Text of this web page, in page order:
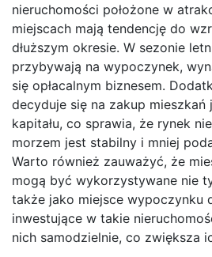
nieruchomości położone w
miejscach mają tendencję do
dłuższym okresie. W sezonie
przybywają na wypoczynek,
się opłacalnym biznesem.
decyduje się na zakup
kapitału, co sprawia, że rynek
morzem jest stabilny i mniej
Warto również zauważyć, że
mogą być wykorzystywane nie
także jako miejsce wypoczynku
inwestujące w takie
nich samodzielnie, co zwiększa